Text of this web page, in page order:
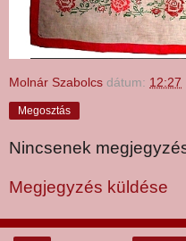
Molnár Szabolcs dátum: 12:27
Megosztás
Nincsenek
Megjegyzés küldése